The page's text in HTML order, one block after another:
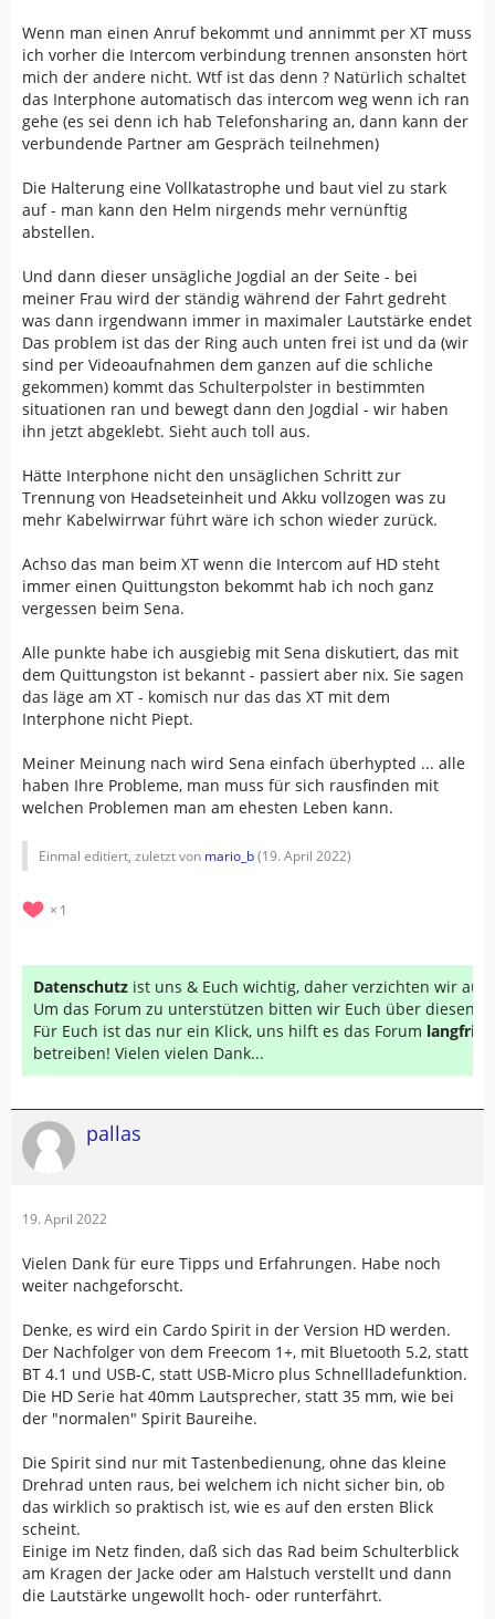
Wenn man einen Anruf bekommt und annimmt per XT muss
ich vorher die Intercom verbindung trennen ansonsten hört
mich der andere nicht. Wtf ist das denn ? Natürlich schaltet
das Interphone automatisch das intercom weg wenn ich ran
gehe (es sei denn ich hab Telefonsharing an, dann kann der
verbundende Partner am Gespräch teilnehmen)
Die Halterung eine Vollkatastrophe und baut viel zu stark
auf - man kann den Helm nirgends mehr vernünftig
abstellen.
Und dann dieser unsägliche Jogdial an der Seite - bei
meiner Frau wird der ständig während der Fahrt gedreht
was dann irgendwann immer in maximaler Lautstärke endet
Das problem ist das der Ring auch unten frei ist und da (wir
sind per Videoaufnahmen dem ganzen auf die schliche
gekommen) kommt das Schulterpolster in bestimmten
situationen ran und bewegt dann den Jogdial - wir haben
ihn jetzt abgeklebt. Sieht auch toll aus.
Hätte Interphone nicht den unsäglichen Schritt zur
Trennung von Headseteinheit und Akku vollzogen was zu
mehr Kabelwirrwar führt wäre ich schon wieder zurück.
Achso das man beim XT wenn die Intercom auf HD steht
immer einen Quittungston bekommt hab ich noch ganz
vergessen beim Sena.
Alle punkte habe ich ausgiebig mit Sena diskutiert, das mit
dem Quittungston ist bekannt - passiert aber nix. Sie sagen
das läge am XT - komisch nur das das XT mit dem
Interphone nicht Piept.
Meiner Meinung nach wird Sena einfach überhypted ... alle
haben Ihre Probleme, man muss für sich rausfinden mit
welchen Problemen man am ehesten Leben kann.
Einmal editiert, zuletzt von mario_b(19. April 2022)
1
Datenschutz ist uns & Euch wichtig, daher verzichten wir auf
Um das Forum zu unterstützen bitten wir Euch über diesen
Für Euch ist das nur ein Klick, uns hilft es das Forum
betreiben! Vielen vielen Dank...
pallas
19. April 2022
Vielen Dank für eure Tipps und Erfahrungen. Habe noch
weiter nachgeforscht.
Denke, es wird ein Cardo Spirit in der Version HD werden.
Der Nachfolger von dem Freecom 1+, mit Bluetooth 5.2, statt
BT 4.1 und USB-C, statt USB-Micro plus Schnellladefunktion.
Die HD Serie hat 40mm Lautsprecher, statt 35 mm, wie bei
der "normalen" Spirit Baureihe.
Die Spirit sind nur mit Tastenbedienung, ohne das kleine
Drehrad unten raus, bei welchem ich nicht sicher bin, ob
das wirklich so praktisch ist, wie es auf den ersten Blick
scheint.
Einige im Netz finden, daß sich das Rad beim Schulterblick
am Kragen der Jacke oder am Halstuch verstellt und dann
die Lautstärke ungewollt hoch- oder runterfährt.